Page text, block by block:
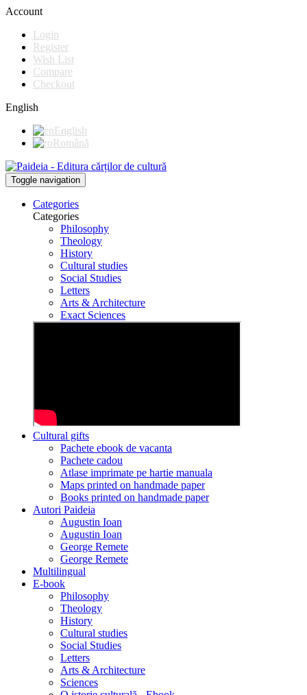
Account
Login
Register
Wish List
Compare
Checkout
English
English
Română
Toggle navigation
Categories
Categories
Philosophy
Theology
History
Cultural studies
Social Studies
Letters
Arts & Architecture
Exact Sciences
Cultural gifts
Pachete ebook de vacanta
Pachete cadou
Atlase imprimate pe hartie manuala
Maps printed on handmade paper
Books printed on handmade paper
Autori Paideia
Augustin Ioan
Augustin Ioan
George Remete
George Remete
Multilingual
E-book
Philosophy
Theology
History
Cultural studies
Social Studies
Letters
Arts & Architecture
Sciences